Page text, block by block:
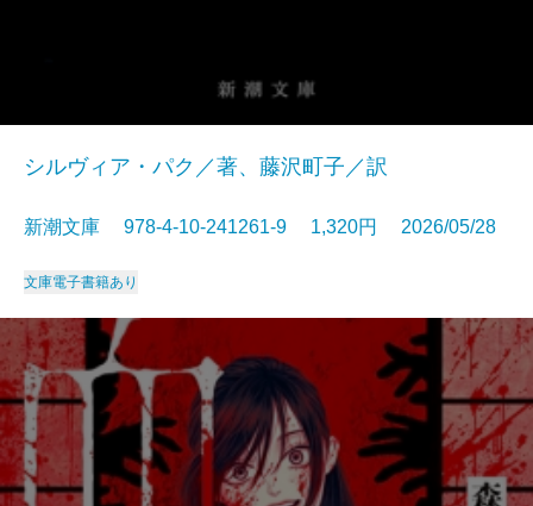
シルヴィア・パク／著、藤沢町子／訳
新潮文庫 978-4-10-241261-9 1,320円 2026/05/28
文庫電子書籍あり